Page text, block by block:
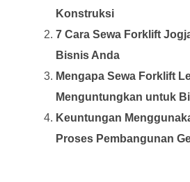
Konstruksi
7 Cara Sewa Forklift
Bisnis Anda
Mengapa Sewa Forklift
Menguntungkan untuk
Keuntungan
Proses Pembangunan